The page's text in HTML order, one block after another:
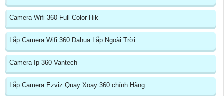
Camera Wifi 360 Full Color Hik
Lắp Camera Wifi 360 Dahua Lắp Ngoài Trời
Camera Ip 360 Vantech
Lắp Camera Ezviz Quay Xoay 360 chính Hãng